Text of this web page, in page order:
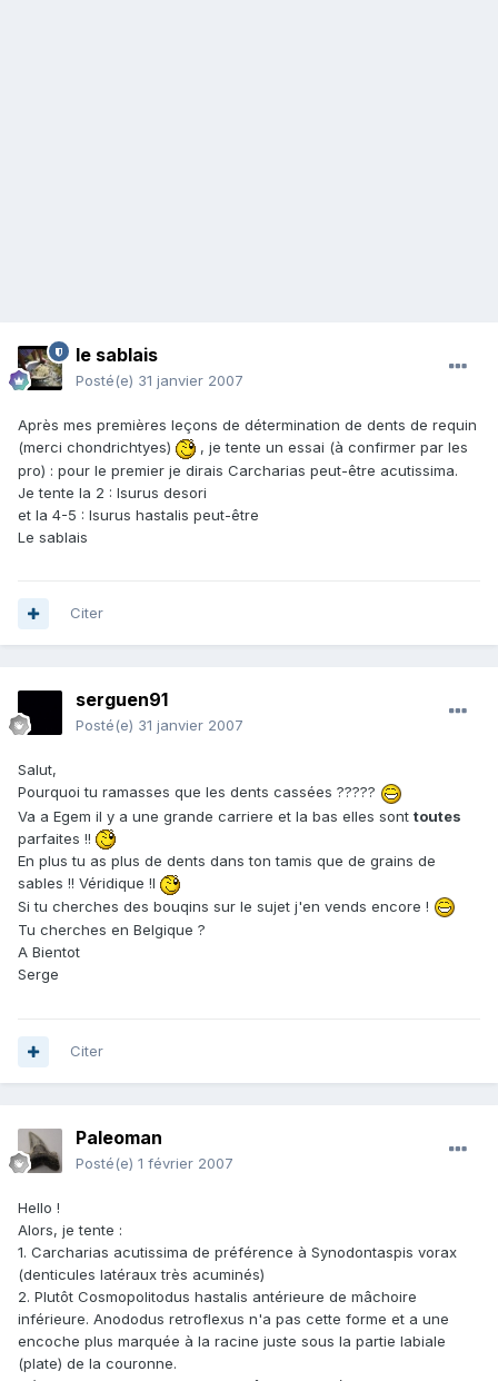
le sablais
Posté(e) 31 janvier 2007
Après mes premières leçons de détermination de dents de requin
(merci chondrichtyes)
, je tente un essai (à confirmer par les
pro) : pour le premier je dirais Carcharias peut-être acutissima.
Je tente la 2 : Isurus desori
et la 4-5 : Isurus hastalis peut-être
Le sablais
Citer
serguen91
Posté(e) 31 janvier 2007
Salut,
Pourquoi tu ramasses que les dents cassées ?????
Va a Egem il y a une grande carriere et la bas elles sont toutes
parfaites !!
En plus tu as plus de dents dans ton tamis que de grains de
sables !! Véridique !l
Si tu cherches des bouqins sur le sujet j'en vends encore !
Tu cherches en Belgique ?
A Bientot
Serge
Citer
Paleoman
Posté(e) 1 février 2007
Hello !
Alors, je tente :
1. Carcharias acutissima de préférence à Synodontaspis vorax
(denticules latéraux très acuminés)
2. Plutôt Cosmopolitodus hastalis antérieure de mâchoire
inférieure. Anododus retroflexus n'a pas cette forme et a une
encoche plus marquée à la racine juste sous la partie labiale
(plate) de la couronne.